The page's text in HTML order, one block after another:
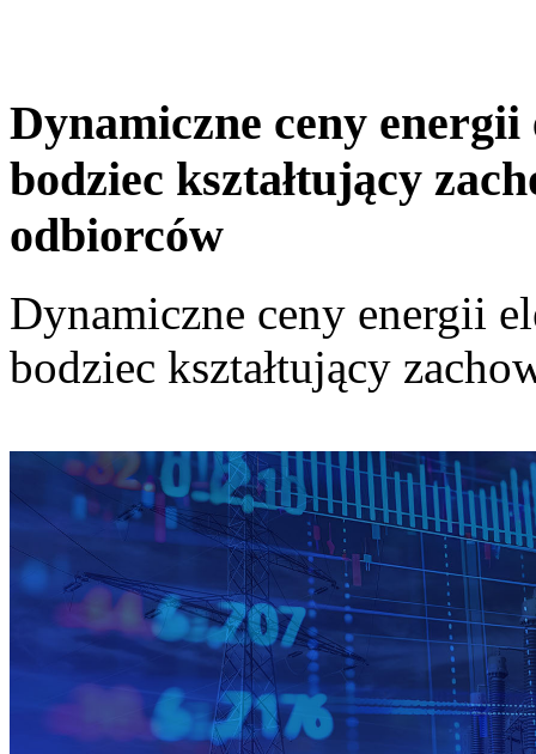
Dynamiczne ceny
bodziec kształtujący
odbiorców
Dynamiczne ceny energii
bodziec kształtujący